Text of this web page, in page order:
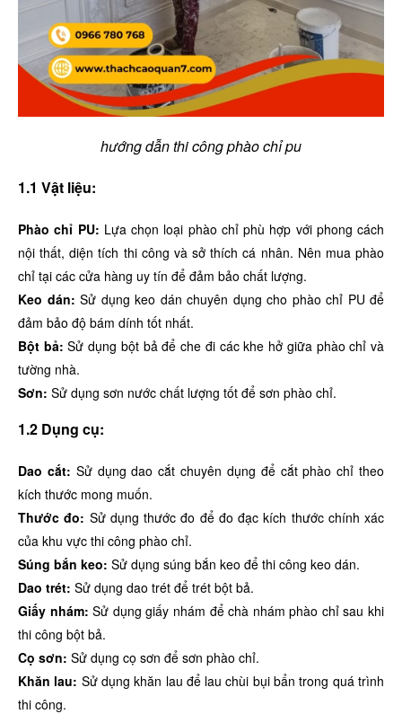
hướng dẫn thi công phào chỉ pu
1.1 Vật liệu:
Phào chỉ PU: Lựa chọn loại phào chỉ phù hợp với phong cách
nội thất, diện tích thi công và sở thích cá nhân. Nên mua phào
chỉ tại các cửa hàng uy tín để đảm bảo chất lượng.
Keo dán: Sử dụng keo dán chuyên dụng cho phào chỉ PU để
đảm bảo độ bám dính tốt nhất.
Bột bả:Sử dụng bột bả để che đi các khe hở giữa phào chỉ và
tường nhà.
Sơn: Sử dụng sơn nước chất lượng tốt để sơn phào chỉ.
1.2 Dụng cụ:
Dao cắt: Sử dụng dao cắt chuyên dụng để cắt phào chỉ theo
kích thước mong muốn.
Thước đo: Sử dụng thước đo để đo đạc kích thước chính xác
của khu vực thi công phào chỉ.
Súng bắn keo: Sử dụng súng bắn keo để thi công keo dán.
Dao trét: Sử dụng dao trét để trét bột bả.
Giấy nhám: Sử dụng giấy nhám để chà nhám phào chỉ sau khi
thi công bột bả.
Cọ sơn: Sử dụng cọ sơn để sơn phào chỉ.
Khăn lau: Sử dụng khăn lau để lau chùi bụi bẩn trong quá trình
thi công.